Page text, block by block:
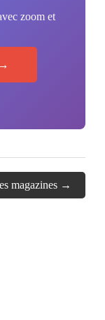
zoom et
magazines →